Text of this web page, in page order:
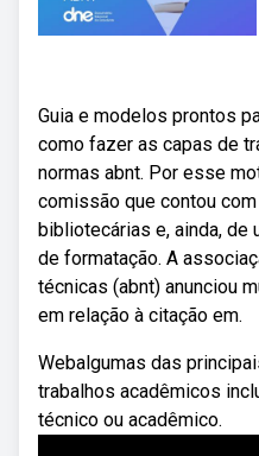
Guia e modelos prontos
como fazer as capas de
normas abnt. Por esse
comissão que contou
bibliotecárias e, ainda, de
de formatação. A
técnicas (abnt) anunciou
em relação à citação em.
Webalgumas das
trabalhos acadêmicos
técnico ou acadêmico.